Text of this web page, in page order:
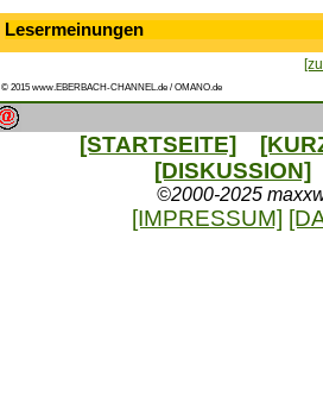
Lesermeinungen
© 2015 www.EBERBACH-CHANNEL.de / OMANO.de
[STARTSEITE]
[DISKUSSION]
©2000-2025
[IMPRESSUM]